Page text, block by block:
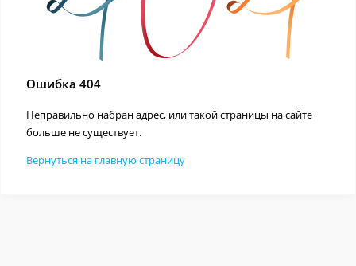
Ошибка 404
Неправильно набран адрес, или такой страницы на сайте
больше не существует.
Вернуться на главную страницу